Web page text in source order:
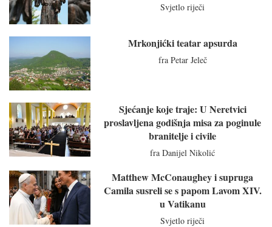
Svjetlo riječi
Mrkonjićki teatar apsurda
fra Petar Jeleč
Sjećanje koje traje: U Neretvici
proslavljena godišnja misa za poginule
branitelje i civile
fra Danijel Nikolić
Matthew McConaughey i supruga
Camila susreli se s papom Lavom XIV.
u Vatikanu
Svjetlo riječi